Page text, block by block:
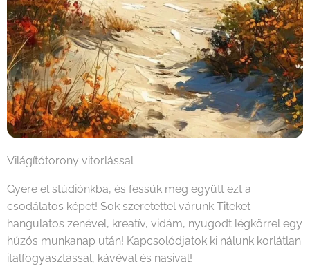
Világítótorony vitorlással
Gyere el stúdiónkba, és fessük meg együtt ezt a
csodálatos képet! Sok szeretettel várunk Titeket
hangulatos zenével, kreatív, vidám, nyugodt légkörrel egy
húzós munkanap után! Kapcsolódjatok ki nálunk korlátlan
italfogyasztással, kávéval és nasival!